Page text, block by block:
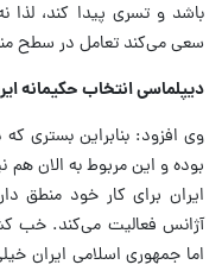
باشد و تسری پیدا کند، لذا
سعی می‌کند تعامل در سطح
دیپلماسی انتخاب حکیمانه
وی افزود: بنابراین بستری
بوده و این مربوط به الان
ایران برای کار خود منطق
آژانس فعالیت می‌کند. خب
اما جمهوری اسلامی ایران